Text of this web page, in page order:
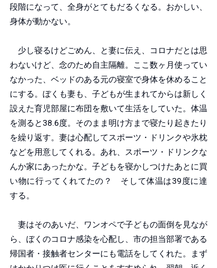
段階になって、全身がとてもだるくなる。おかしい、
身体が動かない。
少し寝るけどごめん、と妻に伝え、コロナだとは思
わないけど、念のため自主隔離。ここ数ヶ月使ってい
なかった、ベッドのある元の寝室で身体を休めること
にする。ぼくも妻も、子どもが生まれてからは新しく
設えた育児部屋に布団を敷いて生活をしていた。体温
を測ると38.6度。そのまま明け方まで寝たり起きたり
を繰り返す。妻は心配してスポーツ・ドリンクや氷枕
などを用意してくれる。あれ、スポーツ・ドリンクな
んか家にあったかな。子どもを寝かしつけたあとに買
い物に行ってくれてたの？ そして体温は39度に達
する。
妻はそのあいだ、ワンオペで子どもの面倒を見なが
ら、ぼくのコロナ感染を心配し、市の担当部署である
帰国者・接触者センターにも電話をしてくれた。まず